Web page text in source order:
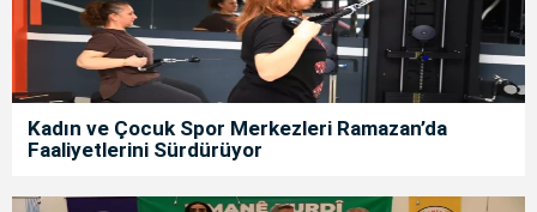
Kadın ve Çocuk Spor Merkezleri Ramazan’da
Faaliyetlerini Sürdürüyor